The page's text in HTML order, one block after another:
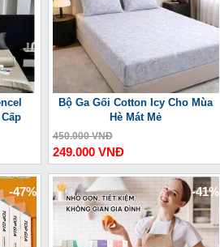
Bộ Ga Gối Cotton Icy Cho Mùa
Hè Mát Mẻ
450.000 VNĐ
249.000 VNĐ
-47% -41%